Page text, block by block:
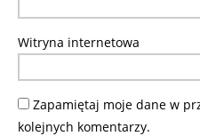
Witryna internetowa
Zapamiętaj moje dane w
kolejnych komentarzy.